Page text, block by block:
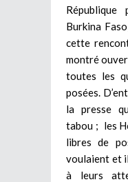
Burkina
cette
montré
toutes les
posées.
la presse
tabou ; les
libres de
voulaient et
à leurs